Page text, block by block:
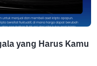
yang Harus Kamu